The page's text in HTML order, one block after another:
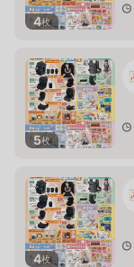
4枚
5枚
4枚